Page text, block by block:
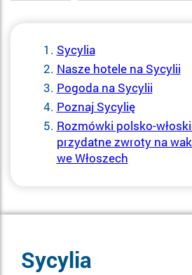
Sycylia
Nasze hotele na Sycylii
Pogoda na Sycylii
Poznaj Sycylię
Rozmówki polsko-
przydatne zwroty na
we Włoszech
Sycylia